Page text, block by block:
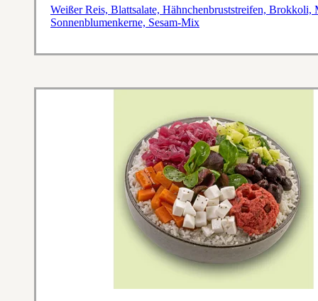
Weißer Reis, Blattsalate, Hähnchenbruststreifen, Brokkoli,
Sonnenblumenkerne, Sesam-Mix